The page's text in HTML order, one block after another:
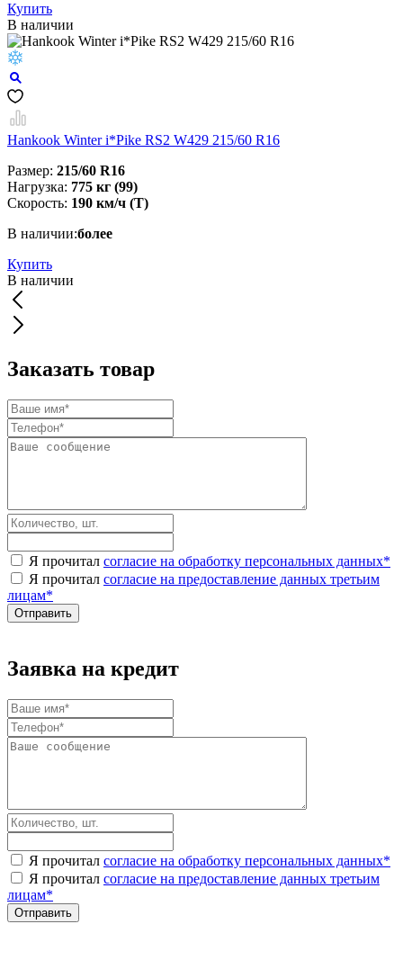
Купить
В наличии
Hankook Winter i*Pike RS2 W429 215/60 R16
Размер: 215/60 R16
Нагрузка: 775 кг (99)
Скорость: 190 км/ч (T)
В наличии:более
Купить
В наличии
Заказать товар
Я прочитал согласие на обработку персональных данных*
Я прочитал согласие на предоставление данных третьим
лицам*
Заявка на кредит
Я прочитал согласие на обработку персональных данных*
Я прочитал согласие на предоставление данных третьим
лицам*